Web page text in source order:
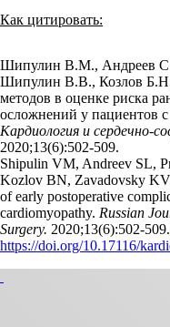
Как цитировать:
Шипулин В.М., Андреев
Шипулин В.В., Козлов
методов в оценке риска
осложнений у пациентов
Кардиология и сердечно-
2020;13(6):502‑509.
Shipulin VM, Andreev SL,
Kozlov BN, Zavadovsky KV.
of early postoperative
cardiomyopathy. Russian
Surgery.
https://doi.org/10.17116/